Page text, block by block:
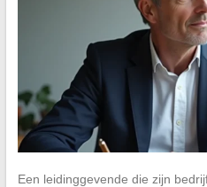
Een leidinggevende die zijn